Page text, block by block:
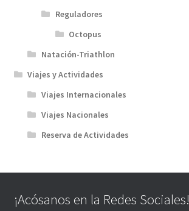
Reguladores
Octopus
Natación-Triathlon
Viajes y Actividades
Viajes Internacionales
Viajes Nacionales
Reserva de Actividades
¡Acósanos en la Redes Sociales!